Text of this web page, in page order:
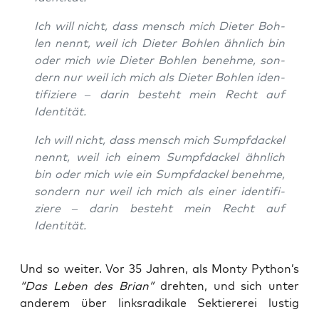
Ich will nicht, dass mensch mich Die­ter Boh­
len nennt, weil ich Die­ter Boh­len ähn­lich bin
oder mich wie Die­ter Boh­len beneh­me, son­
dern nur weil ich mich als Die­ter Boh­len iden­
ti­fi­zie­re – dar­in besteht mein Recht auf
Identität.
Ich will nicht, dass mensch mich Sumpf­da­ckel
nennt, weil ich einem Sumpf­da­ckel ähn­lich
bin oder mich wie ein Sumpf­da­ckel beneh­me,
son­dern nur weil ich mich als einer iden­ti­fi­
zie­re – dar­in besteht mein Recht auf
Identität.
Und so wei­ter. Vor 35 Jah­ren, als Mon­ty Python’s
“Das Leben des Bri­an”dreh­ten, und sich unter
ande­rem über links­ra­di­ka­le Sek­tie­re­rei lus­tig